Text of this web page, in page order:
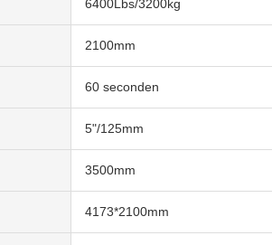
6400Lbs/3200kg
2100mm
60 seconden
5"/125mm
3500mm
4173*2100mm